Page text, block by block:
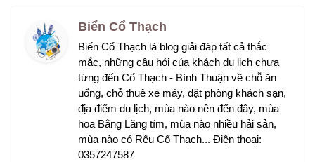
Biển Cổ Thạch
Biển Cổ Thạch là blog giải đáp tất cả thắc
mắc, những câu hỏi của khách du lịch chưa
từng đến Cổ Thạch - Bình Thuận về chỗ ăn
uống, chỗ thuê xe máy, đặt phòng khách sạn,
địa điểm du lịch, mùa nào nên đến đây, mùa
hoa Bằng Lăng tím, mùa nào nhiều hải sản,
mùa nào có Rêu Cổ Thạch... Điện thoại:
0357247587